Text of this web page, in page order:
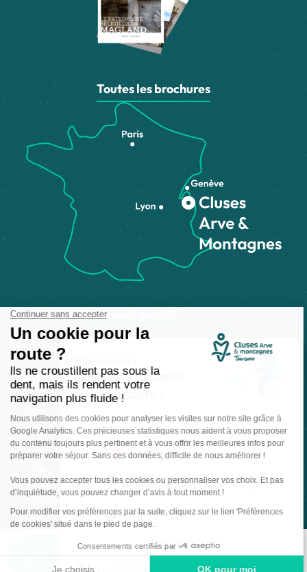
Contact
Toutes les brochures
Comment venir ?
Made with by IRIS Interactive
Mentions légales - Politique de confidentialité
Accessibilité numérique
conditions d'utilisationde Google s'appliquent.